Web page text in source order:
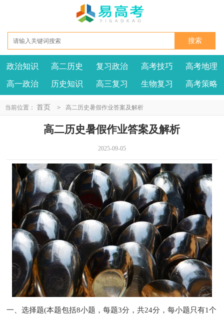
政治知识 高二历史 复习政治 高考技巧 高考地理
高一政治 历史知识 高三复习 生物复习 高考策略
当前位置： 首页 > 高二历史暑假作业答案及解析
高二历史暑假作业答案及解析
2025-09-05
一、选择题(本题包括8小题，每题3分，共24分，每小题只有1个